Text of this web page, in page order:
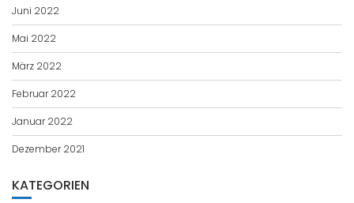
Juni 2022
Mai 2022
März 2022
Februar 2022
Januar 2022
Dezember 2021
KATEGORIEN